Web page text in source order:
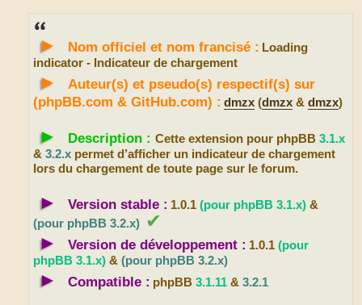
► Nom officiel et nom francisé : Loading
indicator - Indicateur de chargement
►
Auteur(s) et pseudo(s) respectif(s) sur
(phpBB.com & GitHub.com) : dmzx (dmzx & dmzx)
► Description : Cette extension pour phpBB 3.1.x
& 3.2.x permet d’afficher un indicateur de chargement
lors du chargement de toute page sur le forum.
► Version stable : 1.0.1 (pour phpBB 3.1.x) &
(pour phpBB 3.2.x) ✔
►
Version de développement : 1.0.1 (pour
phpBB 3.1.x) & (pour phpBB 3.2.x)
► Compatible : phpBB 3.1.11 & 3.2.1